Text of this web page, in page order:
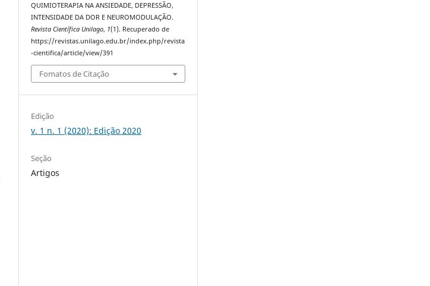
QUIMIOTERAPIA NA ANSIEDADE, DEPRESSÃO,
INTENSIDADE DA DOR E NEUROMODULAÇÃO.
Revista Científica Unilago, 1(1). Recuperado de
https://revistas.unilago.edu.br/index.php/revista
-cientifica/article/view/391
Fomatos de Citação
Edição
v. 1 n. 1 (2020): Edição 2020
Seção
Artigos